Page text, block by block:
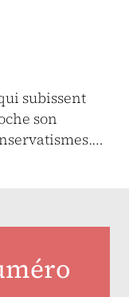
subissent
son